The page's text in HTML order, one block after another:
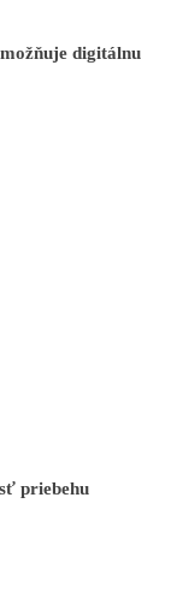
digitálnu
priebehu